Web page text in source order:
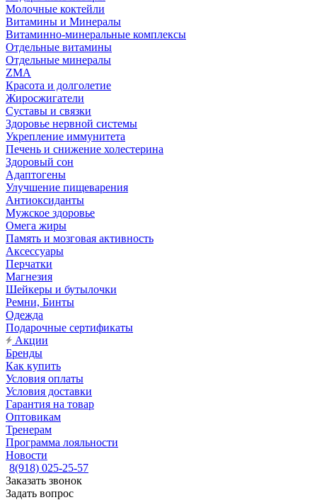
Молочные коктейли
Витамины и Минералы
Витаминно-минеральные комплексы
Отдельные витамины
Отдельные минералы
ZMA
Красота и долголетие
Жиросжигатели
Суставы и связки
Здоровье нервной системы
Укрепление иммунитета
Печень и снижение холестерина
Здоровый сон
Адаптогены
Улучшение пищеварения
Антиоксиданты
Мужское здоровье
Омега жиры
Память и мозговая активность
Аксессуары
Перчатки
Магнезия
Шейкеры и бутылочки
Ремни, Бинты
Одежда
Подарочные сертификаты
Акции
Бренды
Как купить
Условия оплаты
Условия доставки
Гарантия на товар
Оптовикам
Тренерам
Программа лояльности
Новости
8(918) 025-25-57
Заказать звонок
Задать вопрос